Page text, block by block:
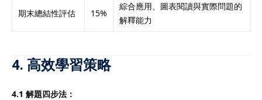
期末總結性評估 15%
綜合應用、圖表閱讀與實際問題的
解釋能力
4. 高效學習策略
4.1 解題四步法：